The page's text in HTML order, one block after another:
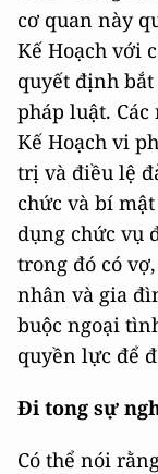
cơ quan này
Kế Hoạch với
quyết định
pháp luật.
Kế Hoạch vi
trị và điều lệ
chức và bí
dụng chức vụ
trong đó có
nhân và gia
buộc ngoại
quyền lực để
Đi tong sự
Có thể nói